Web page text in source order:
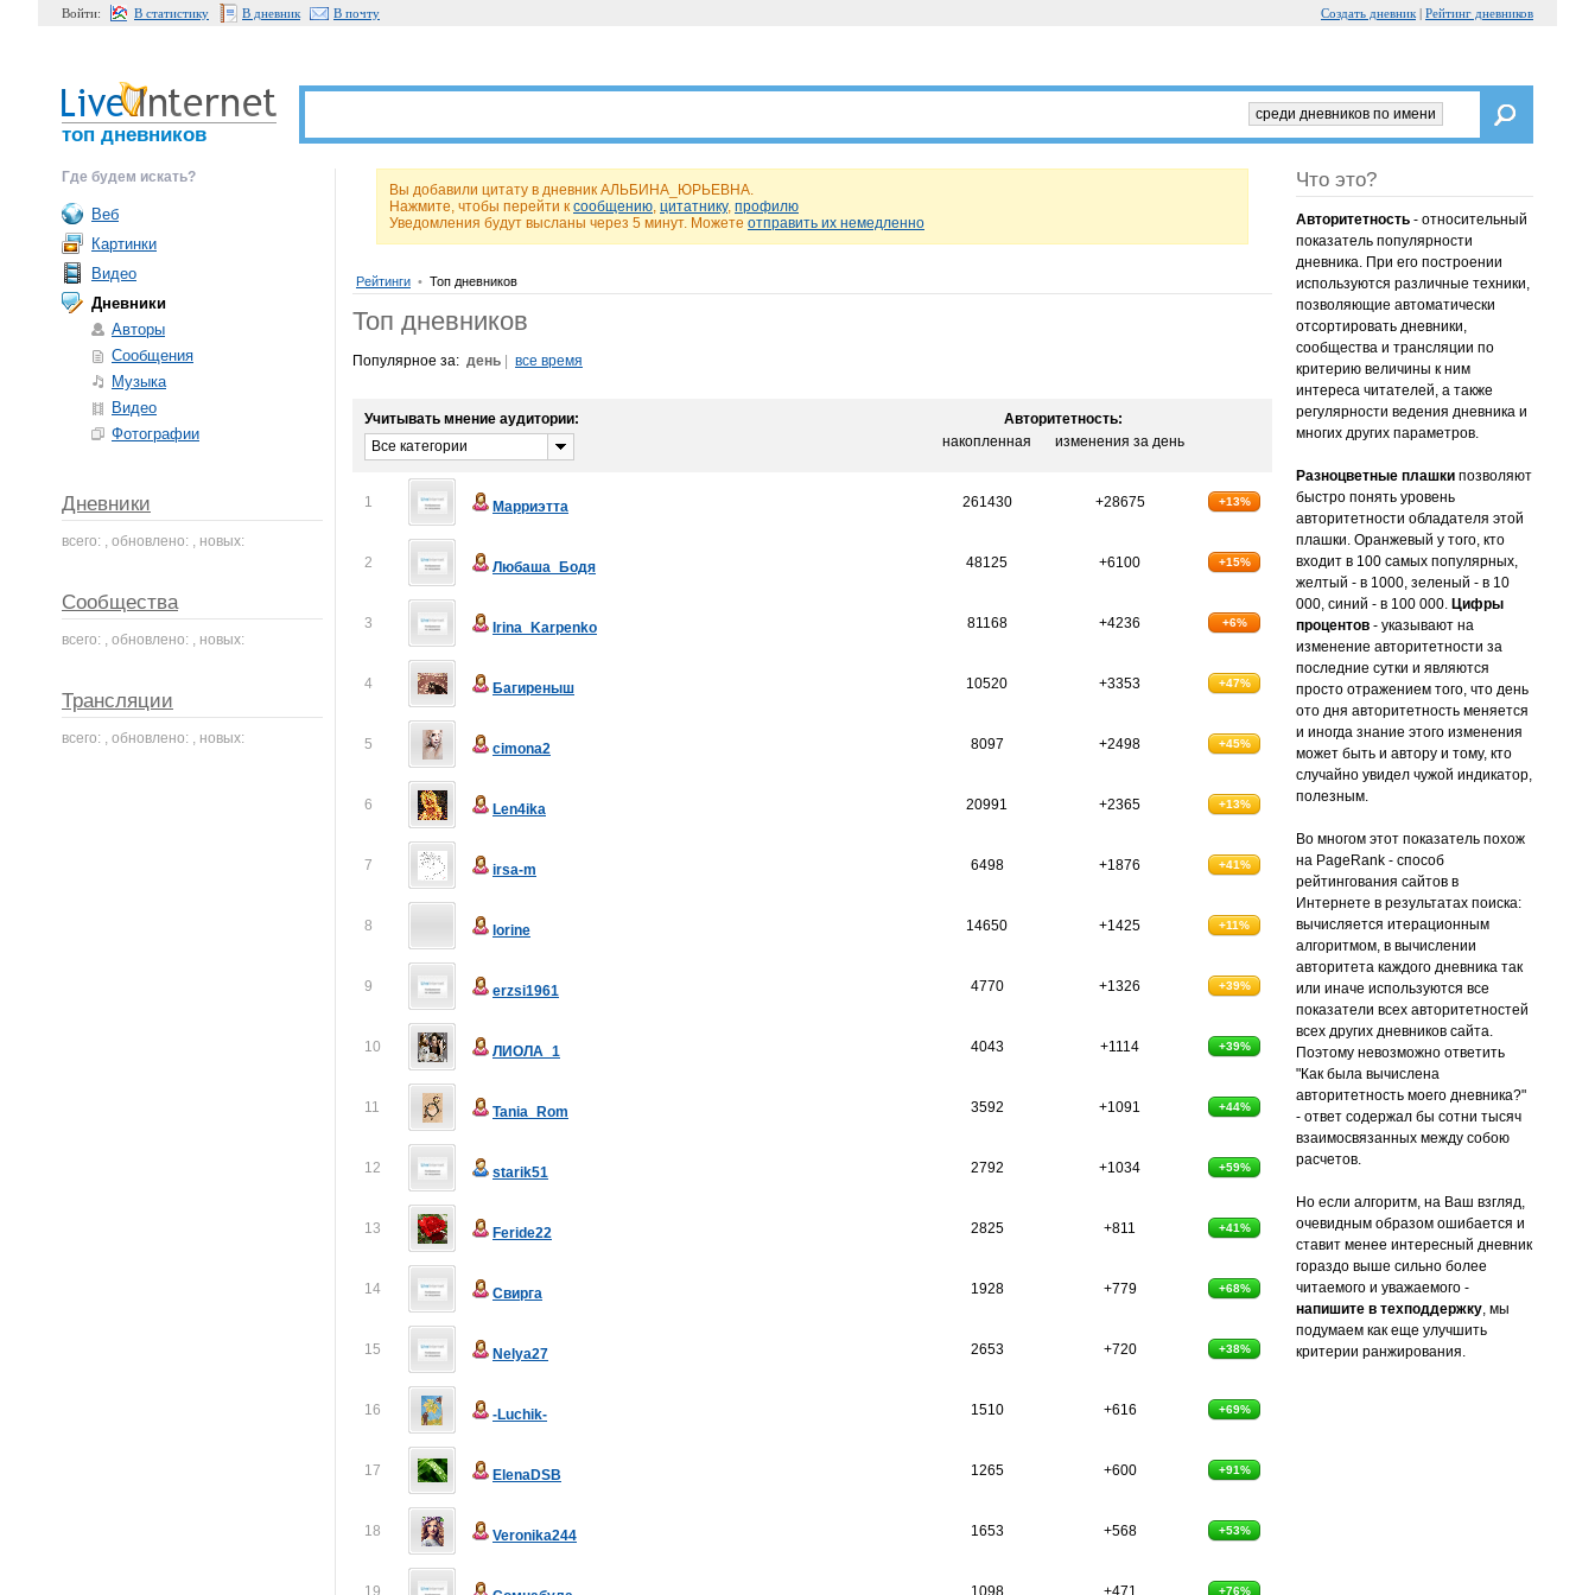
Войти: В статистику В дневник В почту Создать дневник | Рейтинг дневников
среди дневников по имени
топ дневников
Вы добавили цитату в дневник АЛЬБИНА_ЮРЬЕВНА.
Нажмите, чтобы перейти к сообщению, цитатнику, профилю
Уведомления будут высланы через 5 минут. Можете отправить их немедленно
Рейтинги • Топ дневников
Топ дневников
Популярное за: день все время
Учитывать мнение аудитории:
Авторитетность:
Все категории
накопленная изменения за день
1 Марриэтта 261430 +28675 +13%
2 Любаша_Бодя 48125 +6100 +15%
3 Irina_Karpenko 81168 +4236 +6%
4 Багиреныш 10520 +3353 +47%
5 cimona2 8097 +2498 +45%
6 Len4ika 20991 +2365 +13%
7 irsa-m 6498 +1876 +41%
8 lorine 14650 +1425 +11%
9 erzsi1961 4770 +1326 +39%
10 ЛИОЛА_1 4043 +1114 +39%
11 Tania_Rom 3592 +1091 +44%
12 starik51 2792 +1034 +59%
13 Feride22 2825 +811 +41%
14 Свирга 1928 +779 +68%
15 Nelya27 2653 +720 +38%
16 -Luchik- 1510 +616 +69%
17 ElenaDSB 1265 +600 +91%
18 Veronika244 1653 +568 +53%
19 1098 +471 +76%
Что это?
Авторитетность - относительный
показатель популярности
дневника. При его построении
используются различные техники,
позволяющие автоматически
отсортировать дневники,
сообщества и трансляции по
критерию величины к ним
интереса читателей, а также
регулярности ведения дневника и
многих других параметров.
Разноцветные плашки позволяют
быстро понять уровень
авторитетности обладателя этой
плашки. Оранжевый у того, кто
входит в 100 самых популярных,
желтый - в 1000, зеленый - в 10
000, синий - в 100 000. Цифры
процентов - указывают на
изменение авторитетности за
последние сутки и являются
просто отражением того, что день
ото дня авторитетность меняется
и иногда знание этого изменения
может быть и автору и тому, кто
случайно увидел чужой индикатор,
полезным.
Во многом этот показатель похож
на PageRank - способ
рейтингования сайтов в
Интернете в результатах поиска:
вычисляется итерационным
алгоритмом, в вычислении
авторитета каждого дневника так
или иначе используются все
показатели всех авторитетностей
всех других дневников сайта.
Поэтому невозможно ответить
"Как была вычислена
авторитетность моего дневника?"
- ответ содержал бы сотни тысяч
взаимосвязанных между собою
расчетов.
Но если алгоритм, на Ваш взгляд,
очевидным образом ошибается и
ставит менее интересный дневник
гораздо выше сильно более
читаемого и уважаемого -
напишите в техподдержку, мы
подумаем как еще улучшить
критерии ранжирования.
Где будем искать?
Веб
Картинки
Видео
Дневники
Авторы
Сообщения
Музыка
Видео
Фотографии
Дневники
всего: , обновлено: , новых:
Сообщества
всего: , обновлено: , новых:
Трансляции
всего: , обновлено: , новых: